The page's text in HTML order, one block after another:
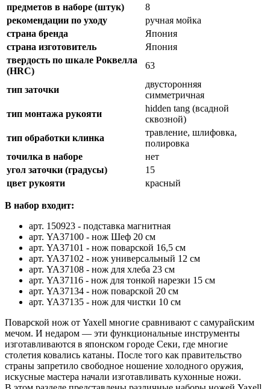
предметов в наборе (штук)
8
рекомендации по уходу
ручная мойка
страна бренда
Япония
страна изготовитель
Япония
твердость по шкале Роквелла
(HRC)
63
тип заточки
двусторонняя
симметричная
тип монтажа рукояти
hidden tang (всадной
сквозной)
тип обработки клинка
травление, шлифовка,
полировка
точилка в наборе
нет
угол заточки (градусы)
15
цвет рукояти
красный
В набор входит:
арт. 150923 - подставка магнитная
арт. YA37100 - нож Шеф 20 см
арт. YA37101 - нож поварской 16,5 см
арт. YA37102 - нож универсальный 12 см
арт. YA37108 - нож для хлеба 23 см
арт. YA37116 - нож для тонкой нарезки 15 см
арт. YA37134 - нож поварской 20 см
арт. YA37135 - нож для чистки 10 см
Поварской нож от Yaxell многие сравнивают с самурайским
мечом. И недаром — эти функциональные инструменты
изготавливаются в японском городе Секи, где многие
столетия ковались катаны. После того как правительство
страны запретило свободное ношение холодного оружия,
искусные мастера начали изготавливать кухонные ножи.